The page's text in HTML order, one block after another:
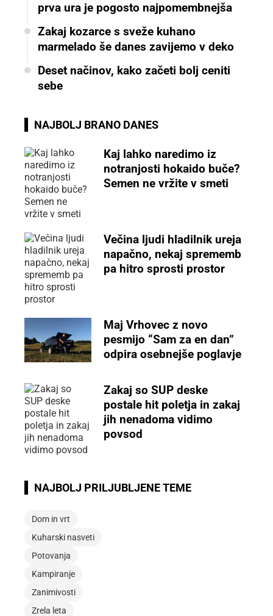
prva ura je pogosto najpomembnejša
Zakaj kozarce s sveže kuhano
marmelado še danes zavijemo v deko
Deset načinov, kako začeti bolj ceniti
sebe
NAJBOLJ BRANO DANES
Kaj lahko naredimo iz
notranjosti hokaido buče?
Semen ne vržite v smeti
Večina ljudi hladilnik ureja
napačno, nekaj sprememb
pa hitro sprosti prostor
Maj Vrhovec z novo
pesmijo “Sam za en dan”
odpira osebnejše poglavje
Zakaj so SUP deske
postale hit poletja in zakaj
jih nenadoma vidimo
povsod
NAJBOLJ PRILJUBLJENE TEME
Dom in vrt
Kuharski nasveti
Potovanja
Kampiranje
Zanimivosti
Zrela leta